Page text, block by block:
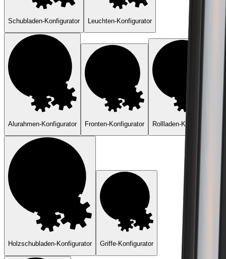
Schubladen-Konfigurator Leuchten-Konfigurator
Alurahmen-Konfigurator Fronten-Konfigurator Rollladen-Konfigurator
Holzschubladen-Konfigurator Griffe-Konfigurator